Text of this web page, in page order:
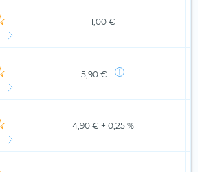
1,00 €
5,90 €
4,90 € + 0,25 %